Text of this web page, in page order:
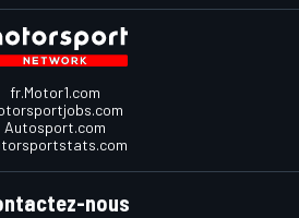
fr.Motor1.com
Autosport.com
nous